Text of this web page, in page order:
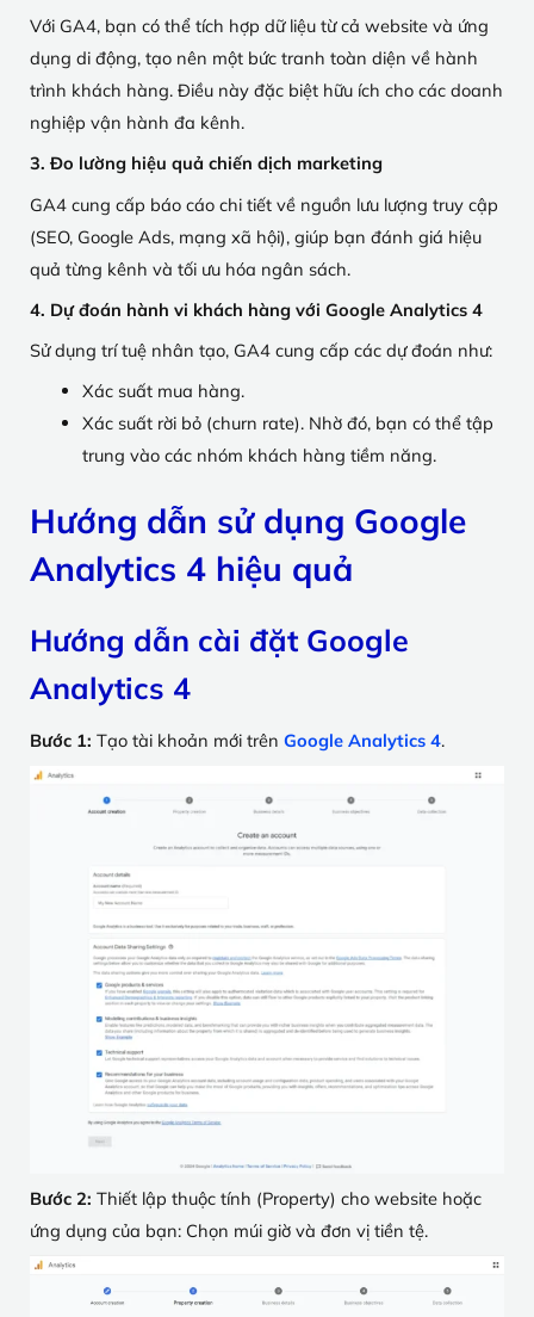
Với GA4, bạn có thể tích hợp dữ liệu từ cả website và ứng
dụng di động, tạo nên một bức tranh toàn diện về hành
trình khách hàng. Điều này đặc biệt hữu ích cho các doanh
nghiệp vận hành đa kênh.
3. Đo lường hiệu quả chiến dịch marketing
GA4 cung cấp báo cáo chi tiết về nguồn lưu lượng truy cập
(SEO, Google Ads, mạng xã hội), giúp bạn đánh giá hiệu
quả từng kênh và tối ưu hóa ngân sách.
4. Dự đoán hành vi khách hàng với Google Analytics 4
Sử dụng trí tuệ nhân tạo, GA4 cung cấp các dự đoán như:
Xác suất mua hàng.
Xác suất rời bỏ (churn rate). Nhờ đó, bạn có thể tập
trung vào các nhóm khách hàng tiềm năng.
Hướng dẫn sử dụng Google
Analytics 4 hiệu quả
Hướng dẫn cài đặt Google
Analytics 4
Bước 1: Tạo tài khoản mới trên Google Analytics 4.
Bước 2: Thiết lập thuộc tính (Property) cho website hoặc
ứng dụng của bạn: Chọn múi giờ và đơn vị tiền tệ.